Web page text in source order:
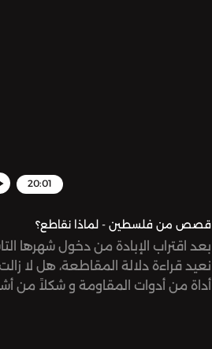
20:01
قصص من فلسطين - لماذا نقاطع؟
بعد اقتراب الإبادة من دخول شهرها
نعيد قراءة دلالة المقاطعة، هل لا زالت
أداة من أدوات المقاومة و شكلاً من